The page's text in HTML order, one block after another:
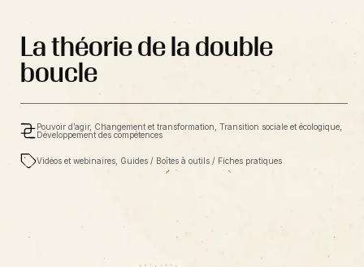
La théorie de la double
boucle
Pouvoir d’agir, Changement et transformation, Transition sociale et écologique,
Développement des compétences
Vidéos et webinaires, Guides / Boîtes à outils / Fiches pratiques